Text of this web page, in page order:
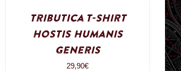
Tributica T-Shirt
Hostis Humanis
Generis
29,90€